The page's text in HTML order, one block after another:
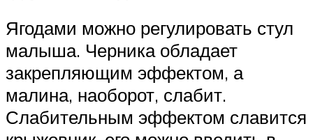
Ягодами можно регулировать стул
малыша. Черника обладает
закрепляющим эффектом, а
малина, наоборот, слабит.
Слабительным эффектом славится